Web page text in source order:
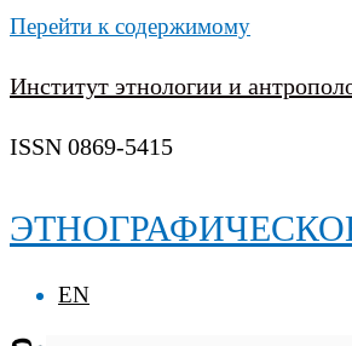
Перейти к содержимому
Институт этнологии и
ISSN 0869-5415
EN